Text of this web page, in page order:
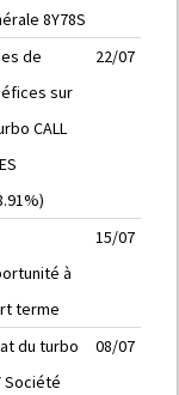
8Y78S
de
sur
CALL
22/07
à
terme
15/07
du turbo
Société
08/07